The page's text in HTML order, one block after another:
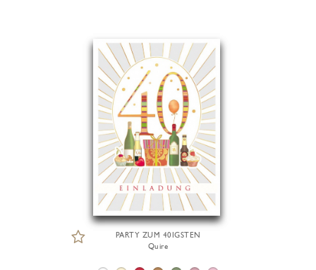
PARTY ZUM 40IGSTEN
Quire